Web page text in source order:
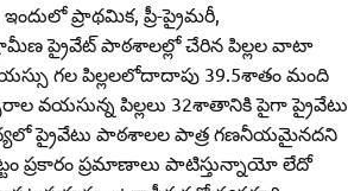
ప్రాథమిక, ప్రీ-ప్రైమరీ,
ప్రైవేట్‌ పాఠశాలల్లో చేరిన పిల్లల వాటా
గల పిల్లలలోదాదాపు 39.5శాతం మంది
వయసున్న పిల్లలు 32శాతానికి పైగా ప్రైవేటు
ప్రైవేటు పాఠశాలల పాత్ర గణనీయమైనదని
ప్రకారం ప్రమాణాలు పాటిస్తున్నాయో లేదో